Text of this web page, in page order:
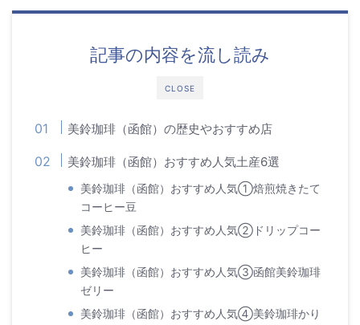
CLOSE
記事の内容を流し読み
美鈴珈琲（函館）の歴史やおすすめ店
美鈴珈琲（函館）おすすめ人気土産6選
美鈴珈琲（函館）おすすめ人気①焙煎焼きたて
コーヒー豆
美鈴珈琲（函館）おすすめ人気②ドリップコー
ヒー
美鈴珈琲（函館）おすすめ人気③函館美鈴珈琲
ゼリー
美鈴珈琲（函館）おすすめ人気④美鈴珈琲かり